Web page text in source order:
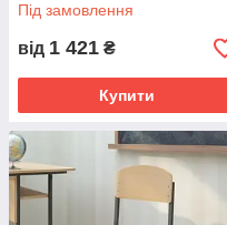
Під замовлення
від 1 421 ₴
Купити